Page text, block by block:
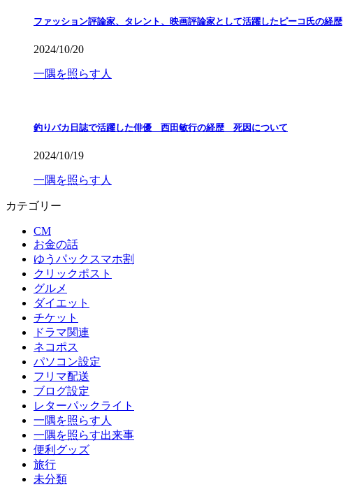
ファッション評論家、タレント、映画評論家として活躍したピーコ氏の経歴
2024/10/20
一隅を照らす人
釣りバカ日誌で活躍した俳優 西田敏行の経歴 死因について
2024/10/19
一隅を照らす人
カテゴリー
CM
お金の話
ゆうパックスマホ割
クリックポスト
グルメ
ダイエット
チケット
ドラマ関連
ネコポス
パソコン設定
フリマ配送
ブログ設定
レターパックライト
一隅を照らす人
一隅を照らす出来事
便利グッズ
旅行
未分類